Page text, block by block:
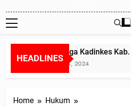
HEADLINES
Diduga Kadinkes Kab.
Juli 24, 2024
Home
Hukum